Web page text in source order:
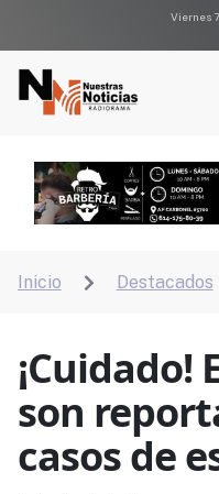
Viernes
Inicio  Destacados
¡Cuidado!
son
casos de